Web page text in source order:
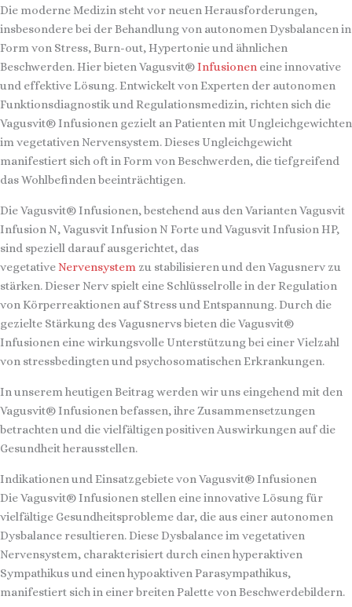
Die moderne Medizin steht vor neuen Herausforderungen,
insbesondere bei der Behandlung von autonomen Dysbalancen in
Form von Stress, Burn-out, Hypertonie und ähnlichen
Beschwerden. Hier bieten Vagusvit®Infusionen eine innovative
und effektive Lösung. Entwickelt von Experten der autonomen
Funktionsdiagnostik und Regulationsmedizin, richten sich die
Vagusvit® Infusionen gezielt an Patienten mit Ungleichgewichten
im vegetativen Nervensystem. Dieses Ungleichgewicht
manifestiert sich oft in Form von Beschwerden, die tiefgreifend
das Wohlbefinden beeinträchtigen.
Die Vagusvit® Infusionen, bestehend aus den Varianten Vagusvit
Infusion N, Vagusvit Infusion N Forte und Vagusvit Infusion HP,
sind speziell darauf ausgerichtet, das
vegetativeNervensystem zu stabilisieren und den Vagusnerv zu
stärken. Dieser Nerv spielt eine Schlüsselrolle in der Regulation
von Körperreaktionen auf Stress und Entspannung. Durch die
gezielte Stärkung des Vagusnervs bieten die Vagusvit®
Infusionen eine wirkungsvolle Unterstützung bei einer Vielzahl
von stressbedingten und psychosomatischen Erkrankungen.
In unserem heutigen Beitrag werden wir uns eingehend mit den
Vagusvit® Infusionen befassen, ihre Zusammensetzungen
betrachten und die vielfältigen positiven Auswirkungen auf die
Gesundheit herausstellen.
Indikationen und Einsatzgebiete von Vagusvit® Infusionen
Die Vagusvit® Infusionen stellen eine innovative Lösung für
vielfältige Gesundheitsprobleme dar, die aus einer autonomen
Dysbalance resultieren. Diese Dysbalance im vegetativen
Nervensystem, charakterisiert durch einen hyperaktiven
Sympathikus und einen hypoaktiven Parasympathikus,
manifestiert sich in einer breiten Palette von Beschwerdebildern.